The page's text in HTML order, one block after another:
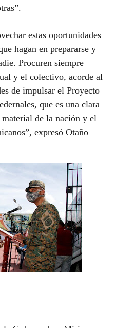
estas oportunidades
hagan en prepararse y
Procuren siempre
y el colectivo, acorde al
de impulsar el Proyecto
que es una clara
de la nación y el
expresó Otaño